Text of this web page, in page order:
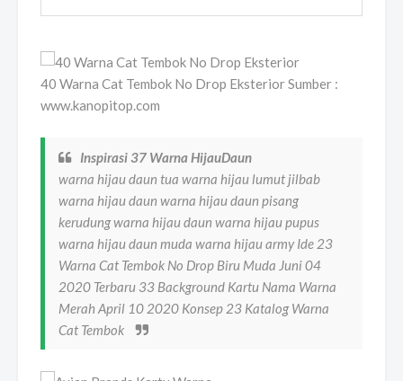
40 Warna Cat Tembok No Drop Eksterior Sumber :
www.kanopitop.com
Inspirasi 37 Warna HijauDaun
warna hijau daun tua warna hijau lumut jilbab
warna hijau daun warna hijau daun pisang
kerudung warna hijau daun warna hijau pupus
warna hijau daun muda warna hijau army Ide 23
Warna Cat Tembok No Drop Biru Muda Juni 04
2020 Terbaru 33 Background Kartu Nama Warna
Merah April 10 2020 Konsep 23 Katalog Warna
Cat Tembok